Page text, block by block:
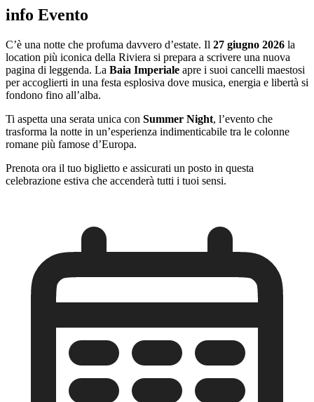
info Evento
C’è una notte che profuma davvero d’estate. Il 27 giugno 2026 la
location più iconica della Riviera si prepara a scrivere una nuova
pagina di leggenda. La Baia Imperiale apre i suoi cancelli maestosi
per accoglierti in una festa esplosiva dove musica, energia e libertà si
fondono fino all’alba.
Ti aspetta una serata unica con Summer Night, l’evento che
trasforma la notte in un’esperienza indimenticabile tra le colonne
romane più famose d’Europa.
Prenota ora il tuo biglietto e assicurati un posto in questa
celebrazione estiva che accenderà tutti i tuoi sensi.